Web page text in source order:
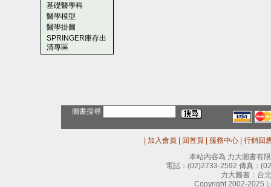
基礎醫學科
醫學模型
醫學掛圖
SPRINGER庫存出
清專區
圖書搜尋
加入會員 回首頁 服務中心
行銷回
本站內容為 力大圖書有
電話： (02)2733-2592 傳真：
力大圖書：台
Copyright 2002-2025